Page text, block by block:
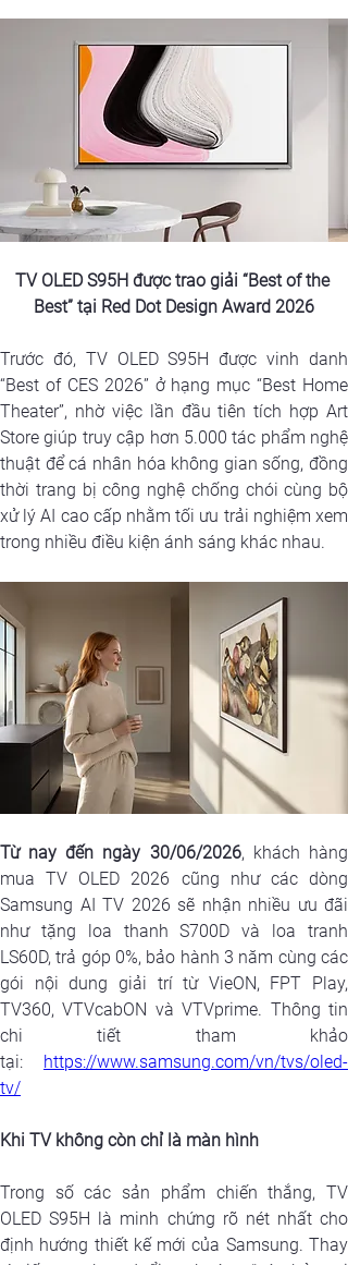
TV OLED S95H được trao giải “Best of the
Best” tại Red Dot Design Award 2026
Trước đó, TV OLED S95H được vinh danh
“Best of CES 2026” ở hạng mục “Best Home
Theater”, nhờ việc lần đầu tiên tích hợp Art
Store giúp truy cập hơn 5.000 tác phẩm nghệ
thuật để cá nhân hóa không gian sống, đồng
thời trang bị công nghệ chống chói cùng bộ
xử lý AI cao cấp nhằm tối ưu trải nghiệm xem
trong nhiều điều kiện ánh sáng khác nhau.
Từ nay đến ngày 30/06/2026, khách hàng
mua TV OLED 2026 cũng như các dòng
Samsung AI TV 2026 sẽ nhận nhiều ưu đãi
như tặng loa thanh S700D và loa tranh
LS60D, trả góp 0%, bảo hành 3 năm cùng các
gói nội dung giải trí từ VieON, FPT Play,
TV360, VTVcabON và VTVprime. Thông tin
chi tiết tham khảo
tại:
https://www.samsung.com/vn/tvs/oled-
tv/
Khi TV không còn chỉ là màn hình
Trong số các sản phẩm chiến thắng, TV
OLED S95H là minh chứng rõ nét nhất cho
định hướng thiết kế mới của Samsung. Thay